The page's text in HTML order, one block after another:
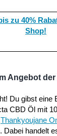
zu 40%
Shop!
Angebot
Du gibst eine
CBD Öl mit
Thankyoujane
Dabei handelt